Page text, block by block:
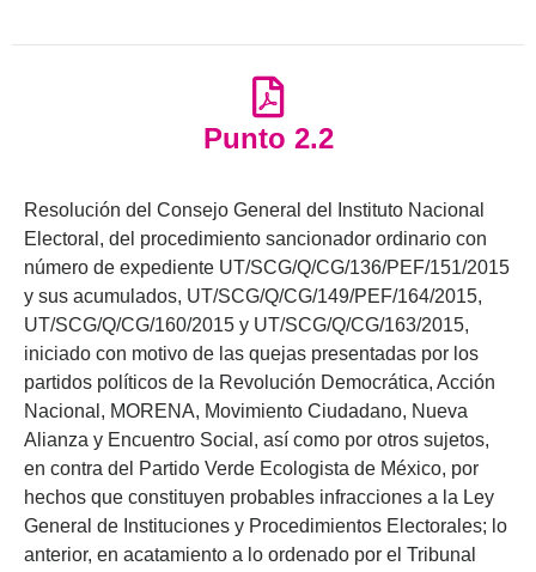
Punto 2.2
Resolución del Consejo General del Instituto Nacional
Electoral, del procedimiento sancionador ordinario con
número de expediente UT/SCG/Q/CG/136/PEF/151/2015
y sus acumulados, UT/SCG/Q/CG/149/PEF/164/2015,
UT/SCG/Q/CG/160/2015 y UT/SCG/Q/CG/163/2015,
iniciado con motivo de las quejas presentadas por los
partidos políticos de la Revolución Democrática, Acción
Nacional, MORENA, Movimiento Ciudadano, Nueva
Alianza y Encuentro Social, así como por otros sujetos,
en contra del Partido Verde Ecologista de México, por
hechos que constituyen probables infracciones a la Ley
General de Instituciones y Procedimientos Electorales; lo
anterior, en acatamiento a lo ordenado por el Tribunal